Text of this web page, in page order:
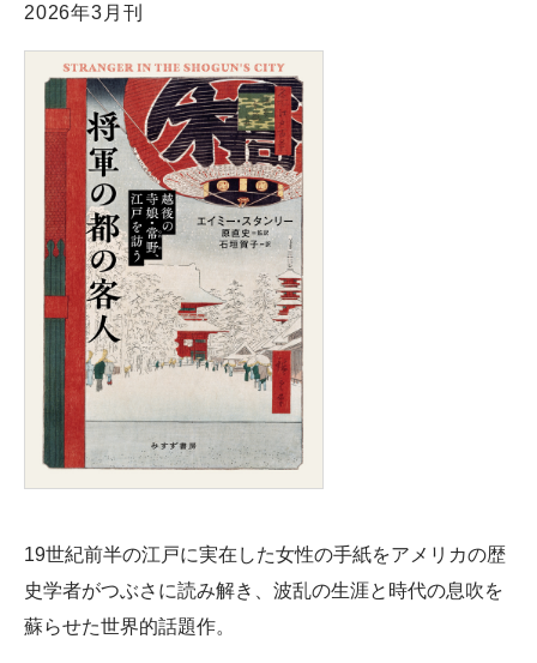
2026年3月刊
19世紀前半の江戸に実在した女性の手紙をアメリカの歴
史学者がつぶさに読み解き、波乱の生涯と時代の息吹を
蘇らせた世界的話題作。